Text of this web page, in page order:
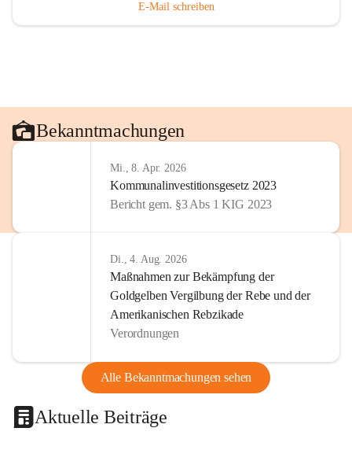
E-Mail schreiben
Bekanntmachungen
Mi., 8. Apr. 2026
Kommunalinvestitionsgesetz 2023
Bericht gem. §3 Abs 1 KIG 2023
Di., 4. Aug. 2026
Maßnahmen zur Bekämpfung der
Goldgelben Vergilbung der Rebe und der
Amerikanischen Rebzikade
Verordnungen
Alle Bekanntmachungen sehen
Aktuelle Beiträge